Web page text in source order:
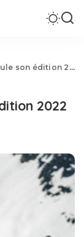
son édition 2022
2022